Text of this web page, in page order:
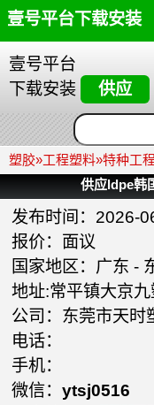
壹号平台下载安装
壹号平台
下载安装
供应
塑胶»工程塑料»特种工
供应ldpe韩
发布时间：2026-
报价：面议
国家地区： 广东 -
地址:常平镇大京
公司： 东莞市天时
电话：
手机：
微信： ytsj0516